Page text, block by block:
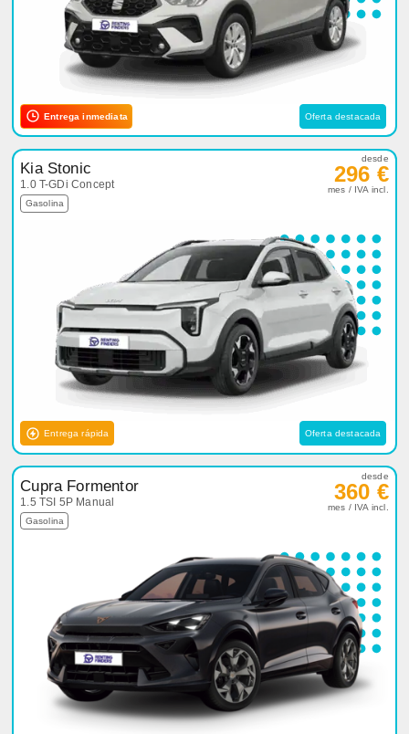
Entrega inmediata Oferta destacada
Kia Stonic
1.0 T-GDi Concept
Gasolina
desde
296 €
mes / IVA incl.
Entrega rápida Oferta destacada
Cupra Formentor
1.5 TSI 5P Manual
Gasolina
desde
360 €
mes / IVA incl.